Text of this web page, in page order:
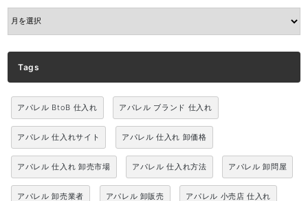
ARCHIVE
Tags
アパレル BtoB 仕入れ アパレル ブランド 仕入れ
アパレル 仕入れサイト アパレル 仕入れ 卸価格
アパレル 仕入れ 卸売市場 アパレル 仕入れ方法 アパレル 卸問屋
アパレル 卸売業者 アパレル 卸販売 アパレル 小売店 仕入れ